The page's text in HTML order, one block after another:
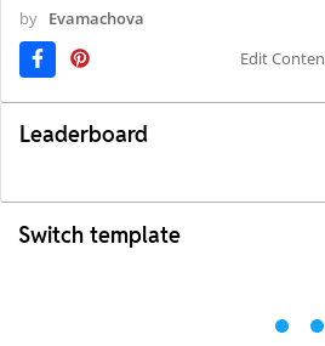
by Evamachova
Edit
Leaderboard
Switch template